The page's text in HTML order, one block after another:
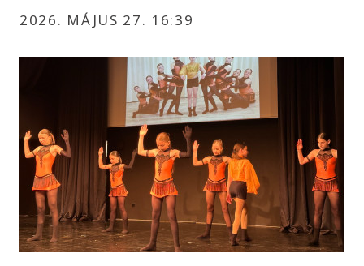
2026. MÁJUS 27. 16:39